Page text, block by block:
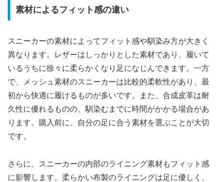
素材によるフィット感の違い
スニーカーの素材によってフィット感や馴染み方が大きく
異なります。レザーはしっかりとした素材であり、履いて
いるうちに徐々に柔らかくなり足になじんできます。一方
で、メッシュ素材のスニーカーは比較的柔軟性があり、最
初から快適に履けるものが多いです。また、合成皮革は耐
久性に優れるものの、馴染むまでに時間がかかる場合があ
ります。購入前に、自分の足に合う素材を選ぶことが大切
です。
さらに、スニーカーの内部のライニング素材もフィット感
に影響します。柔らかい布製のライニングは足に優しく、